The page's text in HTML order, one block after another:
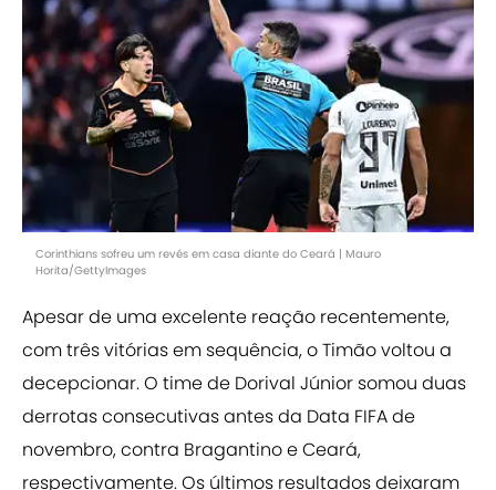
Corinthians sofreu um revés em casa diante do Ceará | Mauro
Horita/GettyImages
Apesar de uma excelente reação recentemente,
com três vitórias em sequência, o Timão voltou a
decepcionar. O time de Dorival Júnior somou duas
derrotas consecutivas antes da Data FIFA de
novembro, contra Bragantino e Ceará,
respectivamente. Os últimos resultados deixaram